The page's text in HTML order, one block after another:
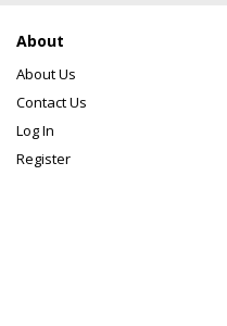
About
About Us
Contact Us
Log In
Register